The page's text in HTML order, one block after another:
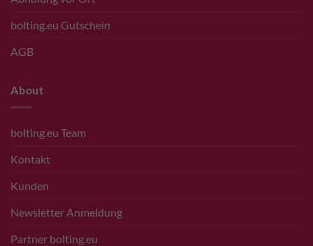
bolting.eu Gutschein
AGB
About
bolting.eu Team
Kontakt
Kunden
Newsletter Anmeldung
Partner bolting.eu